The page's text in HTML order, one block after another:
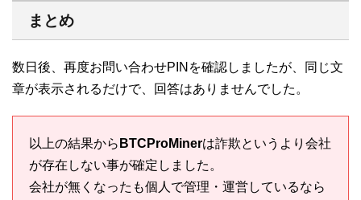
まとめ
数日後、再度お問い合わせPINを確認しましたが、同じ文
章が表示されるだけで、回答はありませんでした。
以上の結果から BTCProMinerは詐欺というより会社
が存在しない事が確定しました。
会社が無くなったも個人で管理・運営しているなら